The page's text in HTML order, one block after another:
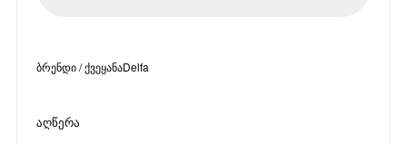
ბრენდი / ქვეყანაDelfa
აღწერა